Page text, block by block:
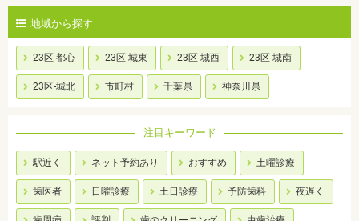
地域から探す
23区-都心 23区-城東 23区-城西 23区-城南
23区-城北 市町村 千葉県 神奈川県
注目キーワード
駅近く ネット予約あり おすすめ 土曜診療
歯医者 日曜診療 土日診療 予防歯科 夜遅く